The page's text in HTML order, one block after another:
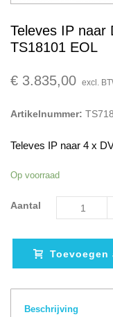
Televes IP naar
TS18101 EOL
€ 3.835,00 excl.
Artikelnummer:
Televes IP naar 4 x
Op voorraad
Aantal
Toevoegen
Beschrijving